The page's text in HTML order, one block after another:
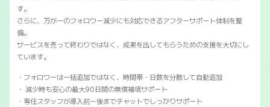
す。
さらに、万が一のフォロワー減少にも対応できるアフターサポート体制を整
備。
サービスを売って終わりではなく、成果を出してもらうための支援を大切にし
ています。
・フォロワーは一括追加ではなく、時間帯・日数を分散して自動追加
・ 減少時も安心の最大90日間の無償補填サポート
・専任スタッフが導入前〜後までチャットでしっかりサポート